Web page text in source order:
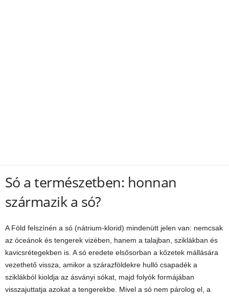
Só a természetben: honnan
származik a só?
A Föld felszínén a só (nátrium-klorid) mindenütt jelen van: nemcsak
az óceánok és tengerek vizében, hanem a talajban, sziklákban és
kavicsrétegekben is. A só eredete elsősorban a kőzetek mállására
vezethető vissza, amikor a szárazföldekre hulló csapadék a
sziklákból kioldja az ásványi sókat, majd folyók formájában
visszajuttatja azokat a tengerekbe. Mivel a só nem párolog el, a